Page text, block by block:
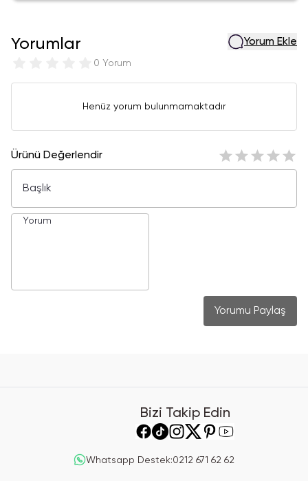
Yorumlar
0 Yorum
Yorum Ekle
Henüz yorum bulunmamaktadır
Ürünü Değerlendir
Yorumu Paylaş
Bizi Takip Edin
Whatsapp Destek:0212 671 62 62